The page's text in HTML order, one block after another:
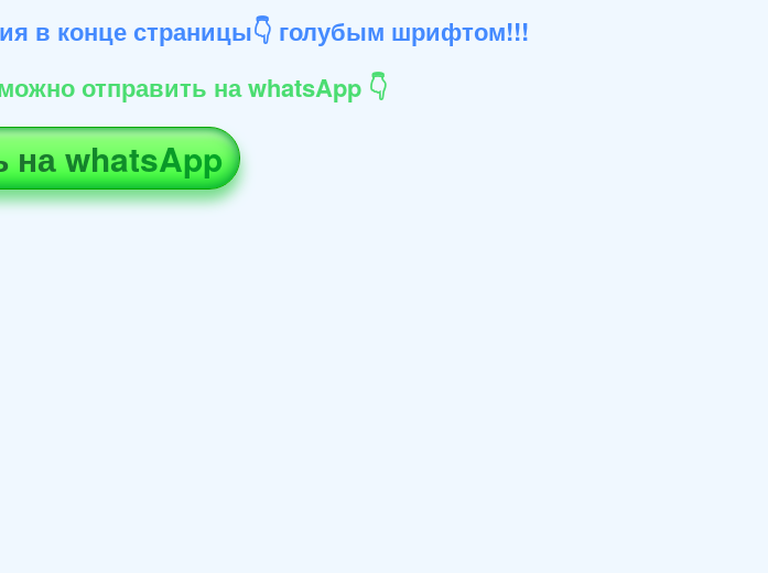
в конце страницы👇 голубым шрифтом!!!
отправить на whatsApp 👇
на whatsApp